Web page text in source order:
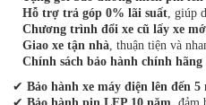
Hỗ trợ trả góp 0% lãi suất , giúp
Chương trình đổi xe cũ lấy xe
Giao xe tận nhà , thuận tiện và
Chính sách bảo hành chính hãng
✔ Bảo hành xe máy điện lên đến 5